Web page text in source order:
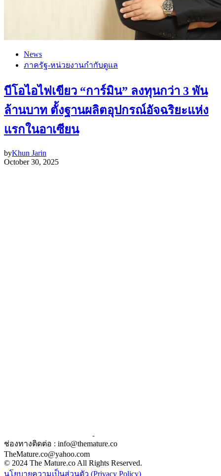
News
ภาครัฐ-หน่วยงานกำกับดูแล
บีโอไอไฟเขียว “การ์มิน” ลงทุนกว่า 3 พัน
ล้านบาท ตั้งฐานผลิตอุปกรณ์อัจฉริยะแห่ง
แรกในอาเซียน
byKhun Jarin
October 30, 2025
ช่องทางติดต่อ : info@themature.co
TheMature.co@yahoo.com
© 2024 The Mature.co All Rights Reserved.
นโยบายความเป็นส่วนตัว (Privacy Policy)